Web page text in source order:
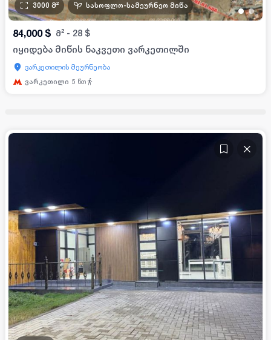
••
3000 მ² სასოფლო-სამეურნეო მიწა
84,000 $ მ² - 28 $
იყიდება მიწის ნაკვეთი ვარკეთილში
ვარკეთილის მეურნეობა
ვარკეთილი 5 წთ